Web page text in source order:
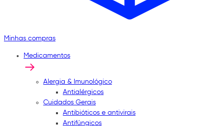
Minhas compras
Medicamentos
Alergia & Imunológico
Antialérgicos
Cuidados Gerais
Antibióticos e antivirais
Antifúngicos